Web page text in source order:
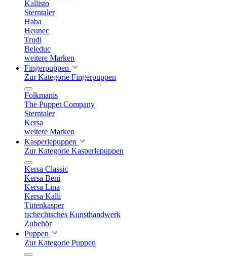
Kallisto
Sterntaler
Haba
Heunec
Trudi
Beleduc
weitere Marken
Fingerpuppen
Zur Kategorie Fingerpuppen
Folkmanis
The Puppet Company
Sterntaler
Kersa
weitere Marken
Kasperlepuppen
Zur Kategorie Kasperlepuppen
Kersa Classic
Kersa Beni
Kersa Lina
Kersa Kalli
Tütenkasper
tschechisches Kunsthandwerk
Zubehör
Puppen
Zur Kategorie Puppen